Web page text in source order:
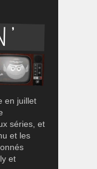
en juillet
séries, et
et les
et